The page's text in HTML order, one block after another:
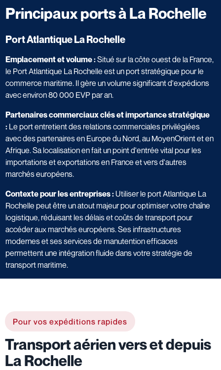
Principaux ports à La Rochelle
Port Atlantique La Rochelle
Emplacement et volume :Situé sur la côte ouest de la France,
le Port Atlantique La Rochelle est un port stratégique pour le
commerce maritime. Il gère un volume significant d'expédions
avec environ 80 000 EVP par an.
Partenaires commerciaux clés et importance stratégique
: Le port entretient des relations commerciales privilégiées
avec des partenaires en Europe du Nord, au MoyenOrient et en
Afrique. Sa localisation en fait un point d'entrée vital pour les
importations et exportations en France et vers d'autres
marchés européens.
Contexte pour les entreprises :Utiliser le port Atlantique La
Rochelle peut être un atout majeur pour optimiser votre chaîne
logistique, réduisant les délais et coûts de transport pour
accéder aux marchés européens. Ses infrastructures
modernes et ses services de manutention efficaces
permettent une intégration fluide dans votre stratégie de
transport maritime.
Pour vos expéditions rapides
Transport aérien vers et depuis
La Rochelle